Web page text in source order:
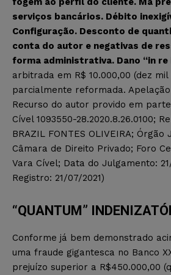
serviços bancários. Débito
Configuração. Desconto de
conta do autor e negativas de
forma administrativa. Dano “in re
arbitrada em R$ 10.000,00 (dez mil
parcialmente reformada.
Recurso do autor provido em
Cível 1093550-28.2020.8.26.0100;
BRAZIL FONTES OLIVEIRA; Órgão
Câmara de Direito Privado; Foro
Vara Cível; Data do Julgamento:
Registro: 21/07/2021)
“QUANTUM”
Conforme já bem demonstrado
uma fraude gigantesca no Banco
prejuízo superior a R$450.000,00